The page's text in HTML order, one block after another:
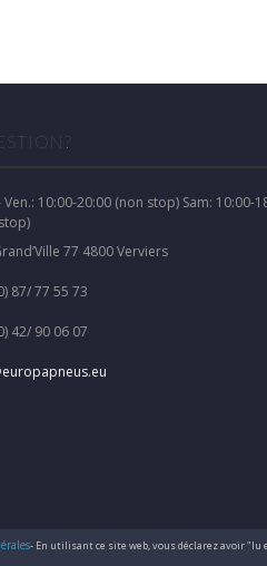
Ven.: 10:00-20:00 (non stop) Sam: 10:00-
77 4800 Verviers
87/ 77 55 73
42/ 90 06 07
- En utilisant ce site web, vous déclarez avoir "lu